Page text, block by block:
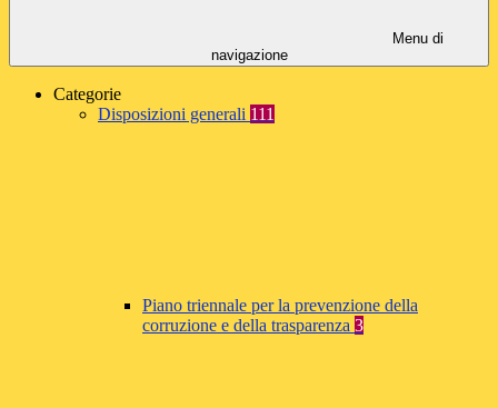
Menu di
navigazione
Categorie
Disposizioni generali 111
Piano triennale per la prevenzione della
corruzione e della trasparenza 3